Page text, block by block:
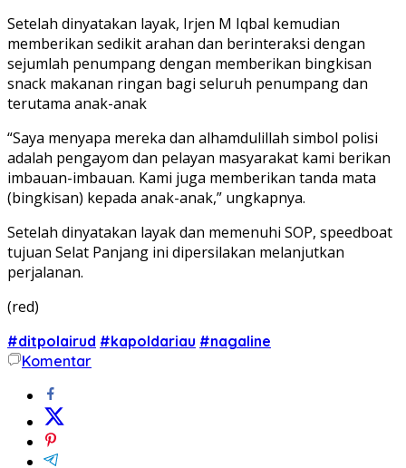
Setelah dinyatakan layak, Irjen M Iqbal kemudian
memberikan sedikit arahan dan berinteraksi dengan
sejumlah penumpang dengan memberikan bingkisan
snack makanan ringan bagi seluruh penumpang dan
terutama anak-anak
“Saya menyapa mereka dan alhamdulillah simbol polisi
adalah pengayom dan pelayan masyarakat kami berikan
imbauan-imbauan. Kami juga memberikan tanda mata
(bingkisan) kepada anak-anak,” ungkapnya.
Setelah dinyatakan layak dan memenuhi SOP, speedboat
tujuan Selat Panjang ini dipersilakan melanjutkan
perjalanan.
(red)
#ditpolairud #kapoldariau #nagaline
Komentar